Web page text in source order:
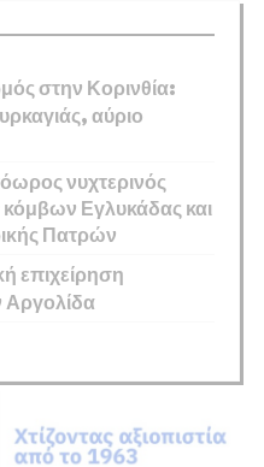
στην Κορινθία:
αύριο
νυχτερινός
Εγλυκάδας και
Πατρών
επιχείρηση
Αργολίδα